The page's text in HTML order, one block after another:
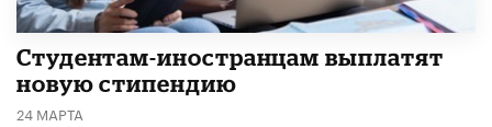
Студентам-иностранцам выплатят
новую стипендию
24 МАРТА